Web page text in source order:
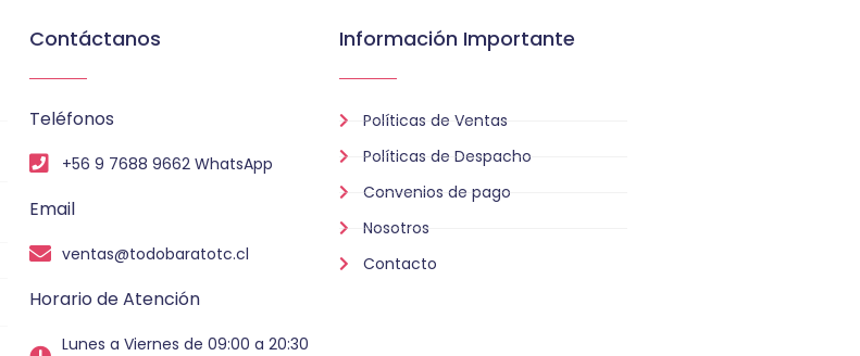
Contáctanos
Teléfonos
+56 9 7688 9662 WhatsApp
Email
ventas@todobaratotc.cl
Horario de Atención
Lunes a Viernes de 09:00 a 20:30
Información Importante
Políticas de Ventas
Políticas de Despacho
Convenios de pago
Nosotros
Contacto